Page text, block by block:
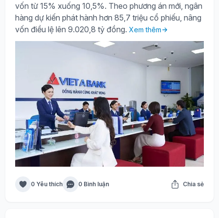
vốn từ 15% xuống 10,5%. Theo phương án mới, ngân
hàng dự kiến phát hành hơn 85,7 triệu cổ phiếu, nâng
vốn điều lệ lên 9.020,8 tỷ đồng. Xem thêm
0 Yêu thích 0 Bình luận Chia sẻ